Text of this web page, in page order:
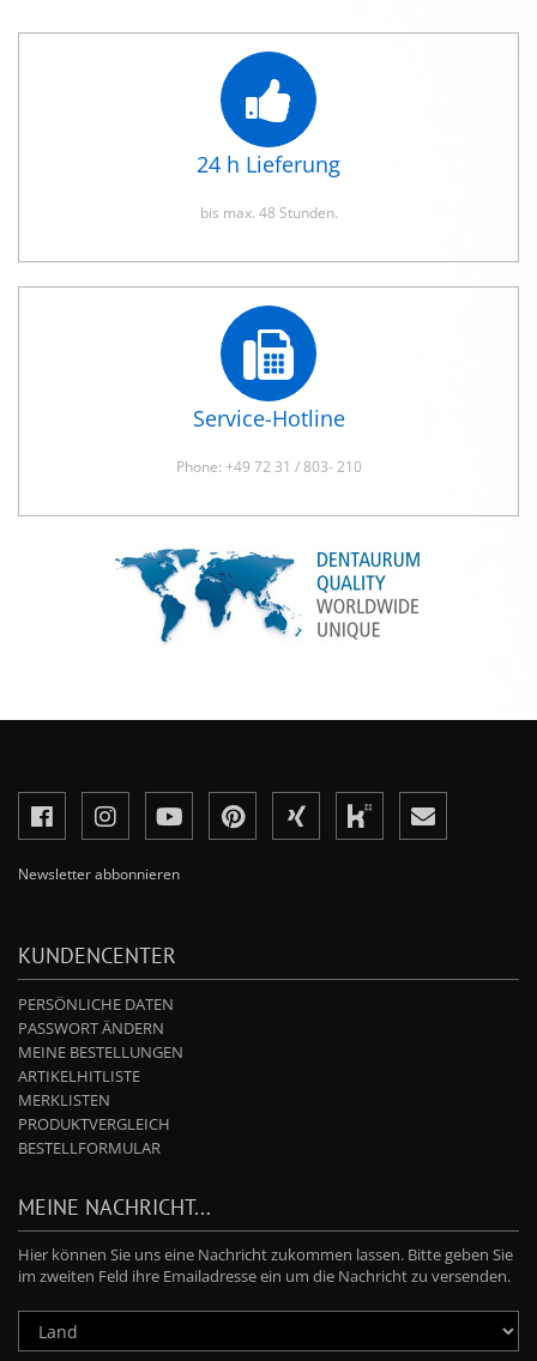
24 h Lieferung
bis max. 48 Stunden.
Service-Hotline
Phone: +49 72 31 / 803- 210
Newsletter abbonnieren
KUNDENCENTER
PERSÖNLICHE DATEN
PASSWORT ÄNDERN
MEINE BESTELLUNGEN
ARTIKELHITLISTE
MERKLISTEN
PRODUKTVERGLEICH
BESTELLFORMULAR
MEINE NACHRICHT...
Hier können Sie uns eine Nachricht zukommen lassen. Bitte geben Sie
im zweiten Feld ihre Emailadresse ein um die Nachricht zu versenden.